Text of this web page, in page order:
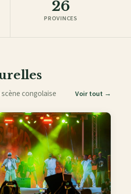
26
PROVINCES
congolaise Voir tout →